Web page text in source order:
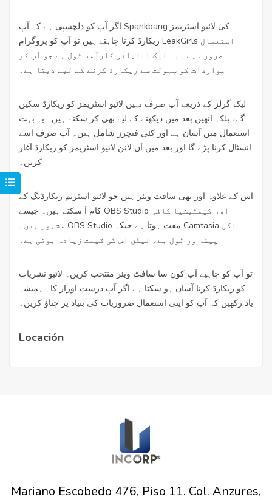
اگر آپ کو دلچسپی ہے کہ آپ Spankbang کی لائیو اسٹریمز
ریکارڈ کرنا چاہتے ہیں تو آپ کو پروگرام LeakGirls استعمال
ضرورت ہے۔ یہ ایک انتہائی کارآمد ٹول ہے جو آپ کو
مواردات کو سہولت سے ریکارڈ کرنے کے لیے دیتا ہے۔
لیک گرلز کے ذریعے آپ صرف نہیں لائیو اسٹریمز کو ریکارڈ سکیں
گے، بلکہ انھیں بعد میں دیکھنے کے لیے بھی کر سکتے ہیں۔ یہ بہت
استعمال میں آسان ہے اور کئی فیچرز شامل ہیں۔ آپ صرف اسے
انسٹال کرنا پڑے گا اور بعد میں آن لائن لائیو اسٹریمز کو ریکارڈ آغاز
کریں۔
اس کے علاوہ اور بھی سافٹ ویئر ہیں جو لائیو اسٹریم ریکارڈنگ کے
کام آ سکتے ہیں۔ جیسے OBS Studio اور کیمٹیشیا کافی
مشہور ہیں۔ OBS Studio مفت ہوتا ہے جبکہ Camtasia اکی
پیشہ ور ٹول ہے، لیکن اس کی قیمت زیادہ ہوتی ہے۔
تو آپ کو چاہیے آپ کون سا سافٹ ویئر منتخب کریں۔ لائیو نشریات
کو ریکارڈ کرنا آسان ہو سکتا ہے اگر آپ درست اوزار کا۔ ہمیشہ
یاد رکھیں کہ آپ کو اپنی استعمال ضروریات کی بنیاد پر چناؤ کریں۔
Locación
Mariano Escobedo 476, Piso 11. Col. Anzures,